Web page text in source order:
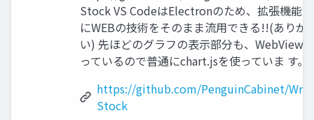
Stock VS CodeはElectronのため、拡張機能
にWEBの技術をそのまま流用できる!!(ありが
い) 先ほどのグラフの表示部分も、WebView
っているので普通にchart.jsを使っていま す。
https://github.com/PenguinCabinet/
Stock